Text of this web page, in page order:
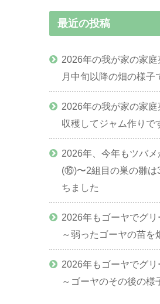
最近の投稿
2026年の我が家の家
月中旬以降の畑の様子
2026年の我が家の家
収穫してジャム作りで
2026年、今年もツバ
(⑯)〜2組目の巣の雛は
ちました
2026年もゴーヤでグ
～弱ったゴーヤの苗を
2026年もゴーヤでグ
～ゴーヤのその後の様